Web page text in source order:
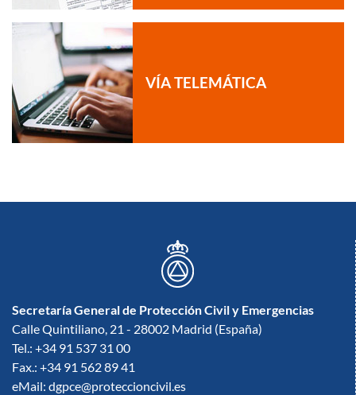
VÍA TELEMÁTICA
Secretaría General de Protección Civil y Emergencias
Calle Quintiliano, 21 - 28002 Madrid (España)
Tel.: +34 91 537 31 00
Fax.: +34 91 562 89 41
eMail: dgpce@proteccioncivil.es